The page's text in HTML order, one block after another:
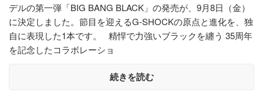
デルの第一弾「BIG BANG BLACK」の発売が、9月8日（金）
に決定しました。節目を迎えるG-SHOCKの原点と進化を、独
自に表現した1本です。 精悍で力強いブラックを纏う 35周年
を記念したコラボレーショ
続きを読む